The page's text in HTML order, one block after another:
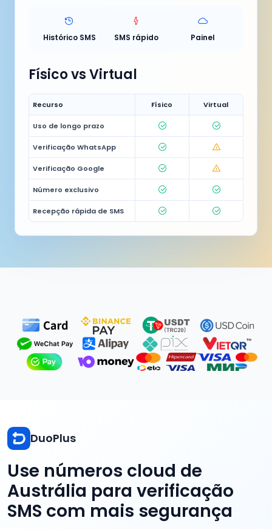
Histórico SMS SMS rápido Painel
Físico vs Virtual
Recurso Físico Virtual
Uso de longo prazo
Verificação WhatsApp
Verificação Google
Número exclusivo
Recepção rápida de SMS
DuoPlus
Use números cloud de
Austrália para verificação
SMS com mais segurança